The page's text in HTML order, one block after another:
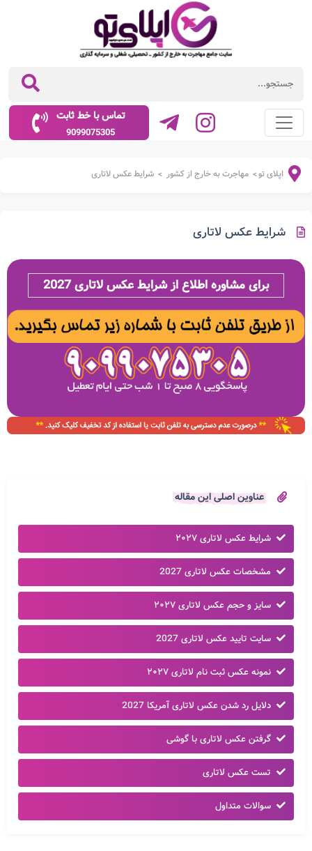
تماس با خط ثابت
9099075305
اپلای تو> مهاجرت به خارج از کشور > شرایط عکس لاتاری
شرایط عکس لاتاری
برای مشاوره اطلاع از شرایط عکس لاتاری 2027
عناوین اصلی این مقاله
شرایط عکس لاتاری ۲۰۲۷
مشخصات عکس لاتاری 2027
سایز و حجم عکس لاتاری ۲۰۲۷
سایت تایید عکس لاتاری 2027
نمونه عکس ثبت نام لاتاری ۲۰۲۷
دلایل رد شدن عکس لاتاری آمریکا 2027
گرفتن عکس لاتاری با گوشی
تست عکس لاتاری
سوالات متداول